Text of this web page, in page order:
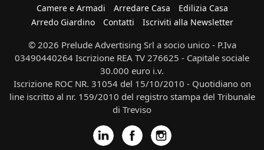
Camere e Armadi
Arredare Casa
Edilizia Casa
Arredo Giardino
Contatti Iscriviti alla Newsletter
© 2026 Prelude Advertising Srl a socio unico - P.Iva
03490440264 Iscrizione REA TV 276625 - Capitale sociale
30.000 euro i.v.
Iscrizione ROC NR. 31054 del 15/10/2010 - Quotidiano on
line iscritto al nr. 159/2010 del registro stampa del Tribunale
di Treviso